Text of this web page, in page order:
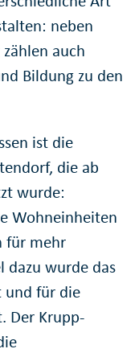
neben
auch
Bildung zu den
ist die
die ab
wurde:
Wohneinheiten
für mehr
dazu wurde das
und für die
Der Krupp-